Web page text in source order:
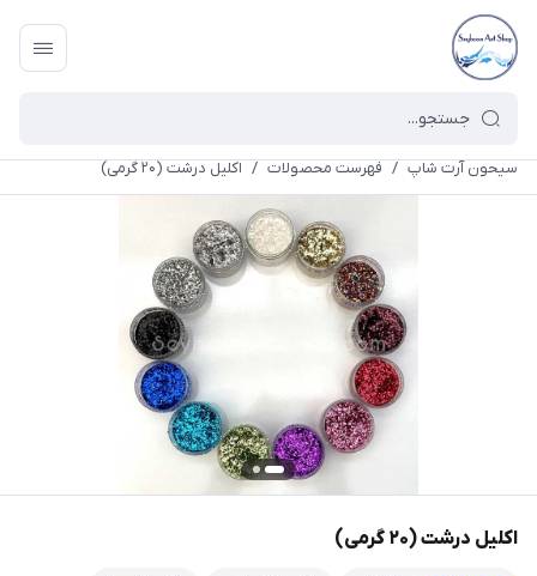
سیحون آرت شاپ / فهرست محصولات / اکلیل درشت (۲۰ گرمی)
اکلیل درشت (۲۰ گرمی)